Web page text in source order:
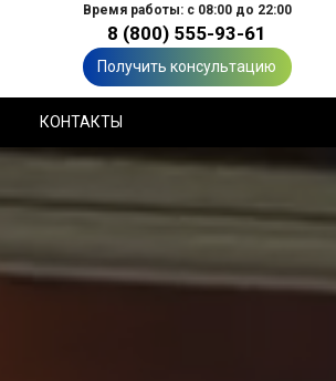
Время работы: с 08:00 до 22:00
8 (800) 555-93-61
Получить консультацию
КОНТАКТЫ